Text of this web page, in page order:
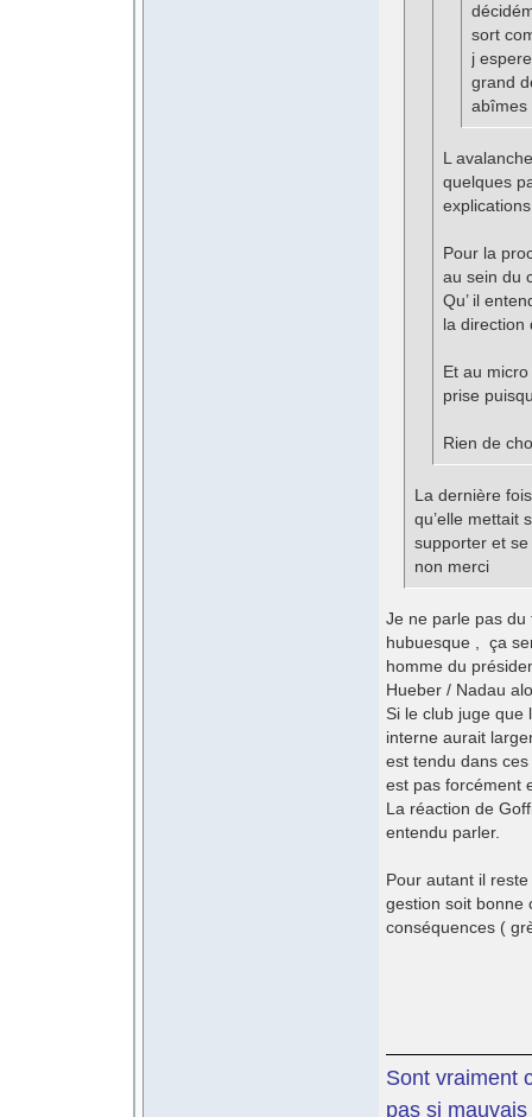
sort
j
grand
abîmes
L
quelques
Pour la
au sein du
Qu’ il
la direction
Et au
prise
Rien de
La dernière
qu’elle mettait
supporter et
non merci
Je ne parle pas
hubuesque , ça
homme du
Hueber / Nadau
Si le club juge que
interne aurait
est tendu dans
est pas forcément
La réaction de
entendu parler.
Pour autant il
gestion soit bonne
conséquences (
Sont vraiment
pas si